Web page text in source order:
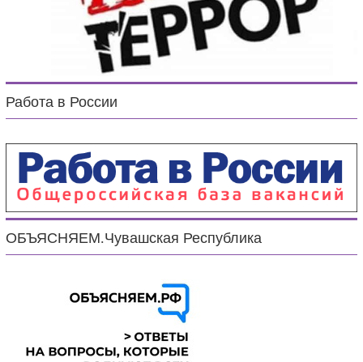
Работа в России
ОБЪЯСНЯЕМ.Чувашская Республика